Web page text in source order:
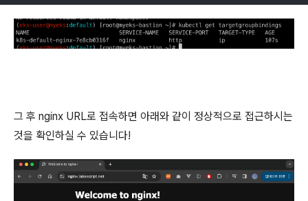
그 후 nginx URL로 접속하면 아래와 같이 정상적으로 접근하시는
것을 확인하실 수 있습니다!